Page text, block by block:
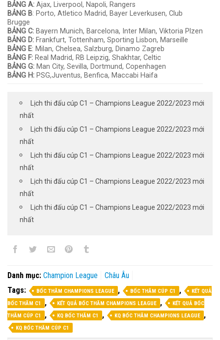
BẢNG A: Ajax, Liverpool, Napoli, Rangers
BẢNG B: Porto, Atletico Madrid, Bayer Leverkusen, Club
Brugge
BẢNG C: Bayern Munich, Barcelona, Inter Milan, Viktoria Plzen
BẢNG D: Frankfurt, Tottenham, Sporting Lisbon, Marseille
BẢNG E: Milan, Chelsea, Salzburg, Dinamo Zagreb
BẢNG F: Real Madrid, RB Leipzig, Shakhtar, Celtic
BẢNG G: Man City, Sevilla, Dortmund, Copenhagen
BẢNG H: PSG,Juventus, Benfica, Maccabi Haifa
Lịch thi đấu cúp C1 – Champions League 2022/2023 mới
nhất
Lịch thi đấu cúp C1 – Champions League 2022/2023 mới
nhất
Lịch thi đấu cúp C1 – Champions League 2022/2023 mới
nhất
Lịch thi đấu cúp C1 – Champions League 2022/2023 mới
nhất
Lịch thi đấu cúp C1 – Champions League 2022/2023 mới
nhất
Danh mục: Champion League
Châu Âu
Tags:
BỐC THĂM CHAMPIONS LEAGUE , BỐC THĂM CÚP C1 ,
KẾT QUẢ
BỐC THĂM C1
, KẾT QUẢ BỐC THĂM CHAMPIONS LEAGUE ,
KẾT QUẢ BỐC
THĂM CÚP C1
, KQ BỐC THĂM C1 , KQ BỐC THĂM CHAMPIONS LEAGUE ,
KQ BỐC THĂM CÚP C1